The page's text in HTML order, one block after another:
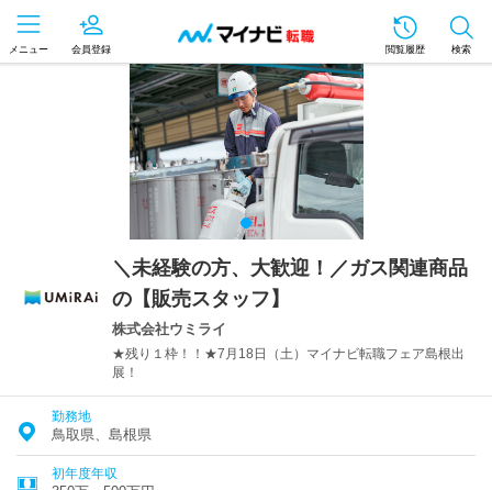
メニュー 会員登録 閲覧履歴 検索
＼未経験の方、大歓迎！／ガス関連商品
の【販売スタッフ】
株式会社ウミライ
★残り１枠！！★7月18日（土）マイナビ転職フェア島根出
展！
勤務地
鳥取県、島根県
初年度年収